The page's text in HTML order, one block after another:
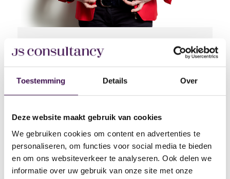
Toestemming Details Over
Deze website maakt gebruik van cookies
We gebruiken cookies om content en advertenties te
personaliseren, om functies voor social media te bieden
en om ons websiteverkeer te analyseren. Ook delen we
informatie over uw gebruik van onze site met onze
Elsbeth Braam
Senior Adviseur Werving & Selectie: Groningen,
0633321986
Deel vacature via:
Delen via linkedin
Delen via facebook
Delen via whatsapp
Delen via e-mail